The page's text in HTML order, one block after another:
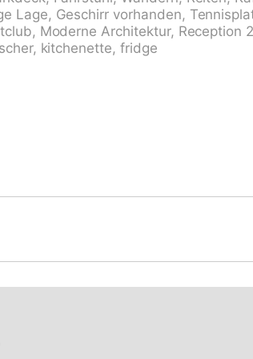
Breite 220 cm. Einkaufsgeschäft 400
600 m, Einkaufszentrum 1.4 km,
zu Fuss in 10 Minuten erreichbar,
m, Bahnstation "SBB-CFF Locarno-
1.3 km, Badesee "Lago
(18 Loch) 1 km, Tennis 1 km. Nahe
Piazza Grande, Castelli di
Seen in der Umgebung sind gut
auf Anfrage (extra). Be- und
Lage, Geschirr vorhanden,
Moderne Architektur, Reception
kitchenette, fridge